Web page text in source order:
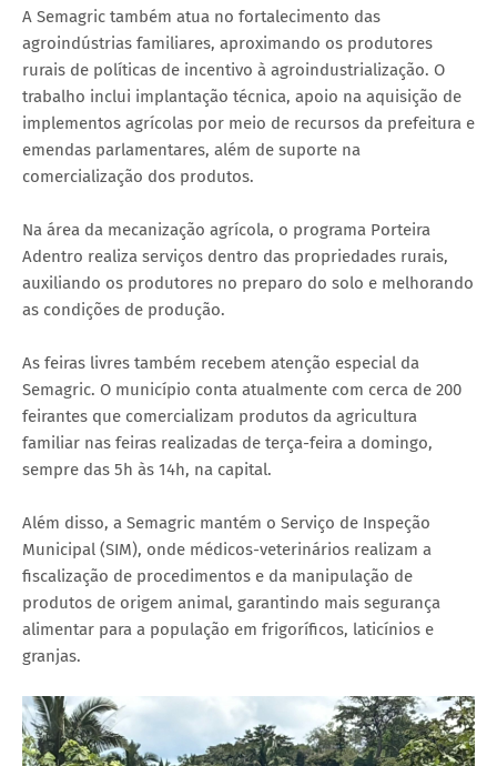
A Semagric também atua no fortalecimento das
agroindústrias familiares, aproximando os produtores
rurais de políticas de incentivo à agroindustrialização. O
trabalho inclui implantação técnica, apoio na aquisição de
implementos agrícolas por meio de recursos da prefeitura e
emendas parlamentares, além de suporte na
comercialização dos produtos.
Na área da mecanização agrícola, o programa Porteira
Adentro realiza serviços dentro das propriedades rurais,
auxiliando os produtores no preparo do solo e melhorando
as condições de produção.
As feiras livres também recebem atenção especial da
Semagric. O município conta atualmente com cerca de 200
feirantes que comercializam produtos da agricultura
familiar nas feiras realizadas de terça-feira a domingo,
sempre das 5h às 14h, na capital.
Além disso, a Semagric mantém o Serviço de Inspeção
Municipal (SIM), onde médicos-veterinários realizam a
fiscalização de procedimentos e da manipulação de
produtos de origem animal, garantindo mais segurança
alimentar para a população em frigoríficos, laticínios e
granjas.